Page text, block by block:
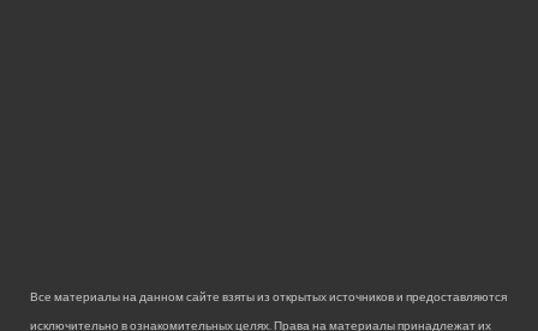
Все материалы на данном сайте взяты из открытых источников и предоставляются
исключительно в ознакомительных целях. Права на материалы принадлежат их